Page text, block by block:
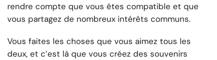
rendre compte que vous êtes compatible et que
vous partagez de nombreux intérêts communs.
Vous faites les choses que vous aimez tous les
deux, et c’est là que vous créez des souvenirs